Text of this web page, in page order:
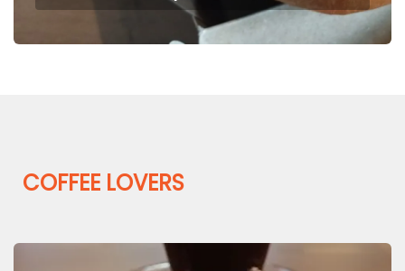
Juicy
COFFEE LOVERS